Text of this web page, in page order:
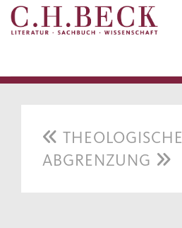
THEOLOGISCHE
ABGRENZUNG